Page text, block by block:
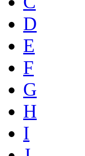
D
E
F
G
H
I